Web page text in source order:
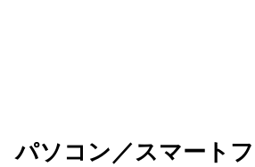
パソコン／スマート